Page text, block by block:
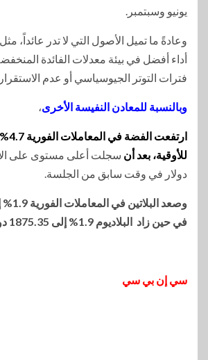
يونيو وسبتمبر.
وعادةً ما تميل الأصول التي لا تدر عائداً،
أداء أفضل في بيئة معدلات الفائدة
فترات التوتر الجيوسياسي أو عدم
وبالنسبة للمعادن النفيسة الأخرى،
للأوقية، بعد أن
دولار في وقت سابق من الجلسة.
في حين زاد البلاديوم 1.9% إلى 1875.35 دولار للأوقية.
سي إن بي سي